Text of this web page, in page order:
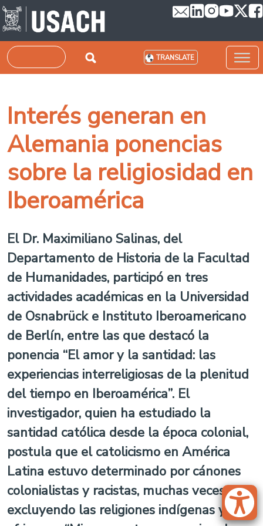
Skip to main content
Search TRANSLATE
Interés generan en
Alemania ponencias
sobre la religiosidad en
Iberoamérica
El Dr. Maximiliano Salinas, del
Departamento de Historia de la Facultad
de Humanidades, participó en tres
actividades académicas en la Universidad
de Osnabrück e Instituto Iberoamericano
de Berlín, entre las que destacó la
ponencia “El amor y la santidad: las
experiencias interreligiosas de la plenitud
del tiempo en Iberoamérica”. El
investigador, quien ha estudiado la
santidad católica desde la época colonial,
postula que el catolicismo en América
Latina estuvo determinado por cánones
colonialistas y racistas, muchas veces
excluyendo las religiones indígenas y